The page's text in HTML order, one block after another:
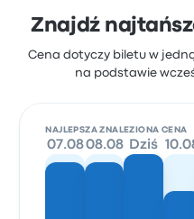
Znajdź
Cena dotyczy biletu w
na podstawie
NAJLEPSZA ZNALEZIONA CENA
07.0808.08 Dziś